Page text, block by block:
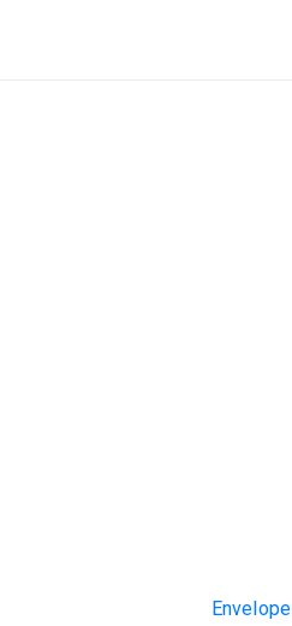
Envelope